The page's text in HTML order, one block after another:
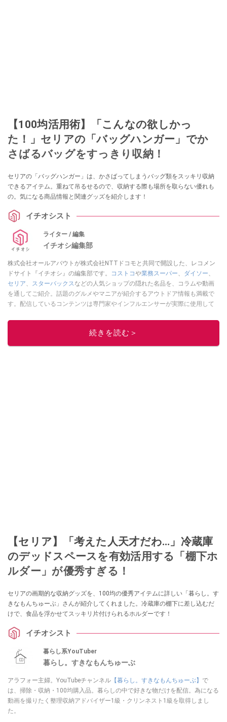
【100均活用術】「こんなの欲しかっ
た！」セリアの「バッグハンガー」でか
さばるバッグをすっきり収納！
セリアの「バッグハンガー」は、かさばってしまうバッグ類をスッキリ収納
できるアイテム。重ねて吊るせるので、収納する際も場所を取らない優れも
の。気になる商品情報と関連グッズを紹介します！
イチオシスト
ライター / 編集
イチオシ編集部
株式会社オールアバウトが株式会社NTTドコモと共同で開設した、レコメン
ドサイト『イチオシ』の編集部です。
コストコや業務スーパー、 ダイソー、
セリア、 スターバックスなどの人気ショップの隠れた名品を、コラムや動画
を通してご紹介。話題のグルメやマニアが紹介するアウトドア情報も満載で
す。配信しているコンテンツは専門家やインフルエンサーが実際に使用して
ニュースでフォロー
続きを読む＞
【セリア】「考えた人天才だわ…」冷蔵庫
のデッドスペースを有効活用する「棚下ホ
ルダー」が優秀すぎる！
セリアの画期的な収納グッズを、100均の優秀アイテムに詳しい「暮らし。す
きなもんちゅーぶ」さんが紹介してくれました。冷蔵庫の棚下に差し込むだ
けで、食品を浮かせてスッキリ片付けられるホルダーです！
イチオシスト
暮らし系YouTuber
暮らし。すきなもんちゅーぶ
アラフォー主婦。YouTubeチャンネル 【暮らし。すきなもんちゅーぶ】 で
は、掃除・収納・100均購入品。暮らしの中で好きな物だけを配信。為になる
動画を撮りたく整理収納アドバイザー1級・クリンネスト1級を取得しまし
た。